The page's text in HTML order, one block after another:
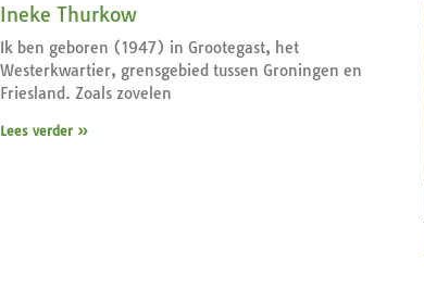
Ineke Thurkow
Ik ben geboren (1947) in Grootegast, het
Westerkwartier, grensgebied tussen Groningen en
Friesland. Zoals zovelen
Lees verder »